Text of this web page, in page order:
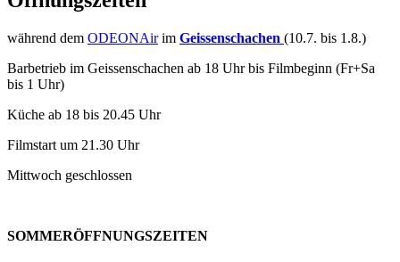
während dem ODEONAirim Geissenschachen (10.7. bis 1.8.)
Barbetrieb im Geissenschachen ab 18 Uhr bis Filmbeginn (Fr+Sa
bis 1 Uhr)
Küche ab 18 bis 20.45 Uhr
Filmstart um 21.30 Uhr
Mittwoch geschlossen
SOMMERÖFFNUNGSZEITEN